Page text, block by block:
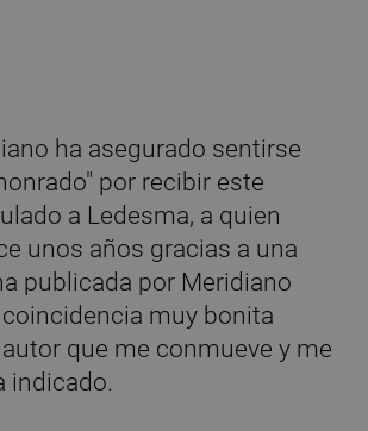
ha asegurado sentirse
por recibir este
a Ledesma, a quien
unos años gracias a una
publicada por Meridiano
coincidencia muy bonita
que me conmueve y me
indicado.